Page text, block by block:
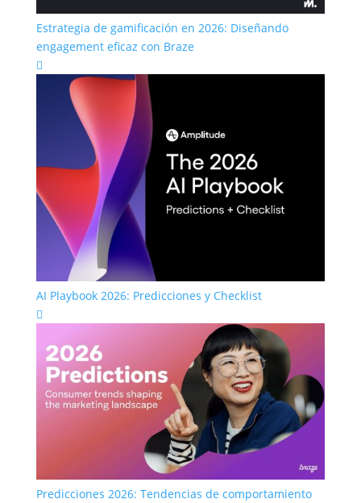
Estrategia de gamificación en 2026: Diseñando
engagement eficaz con Braze

AI Playbook 2026: Predicciones y Checklist

Predicciones 2026: Tendencias de comportamiento